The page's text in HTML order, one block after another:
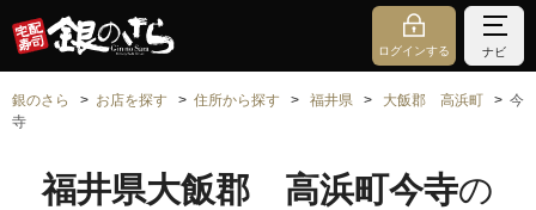
ログインする ナビ
銀のさら お店を探す 住所から探す 福井県 大飯郡 高浜町
今
寺
福井県大飯郡 高浜町今寺の